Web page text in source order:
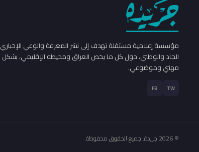
مؤسسة إعلامية مستقلة تهدف إلى نشر المعرفة والوعي الإخباري
الجاد والوطني، حول كل ما يخص العراق ومحيطه الإقليمي، بشكل
مهني وموضوعي.
TW
FB
© 2026 جريدة. جميع الحقوق محفوظة.